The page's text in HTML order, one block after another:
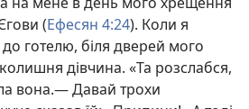
(Ефесян 4:24). Коли я
готелю, біля дверей мого
дівчина. «Та розслабся,
вона.— Давай трохи